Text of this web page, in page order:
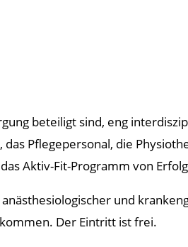
beteiligt sind, eng
Pflegepersonal, die
Aktiv-Fit-Programm von
und
Der Eintritt ist frei.